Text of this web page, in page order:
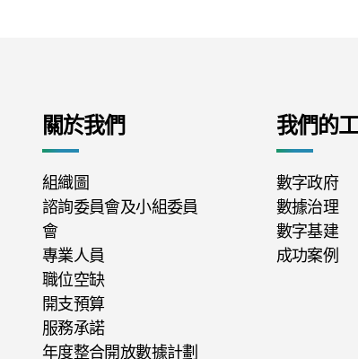
關於我們
組織圖
諮詢委員會及小組委員
會
專業人員
職位空缺
開支預算
服務承諾
年度整合開放數據計劃
我們的
數字政府
數據治理
數字基建
成功案例